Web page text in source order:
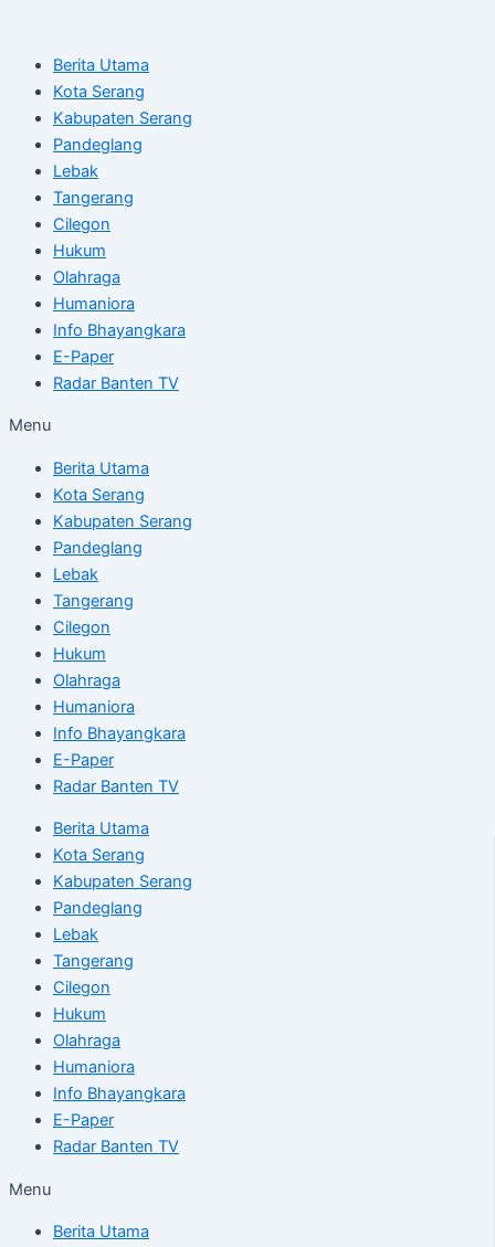
contentBerita Utama
Kota Serang
Kabupaten Serang
Pandeglang
Lebak
Tangerang
Cilegon
Hukum
Olahraga
Humaniora
Info Bhayangkara
E-Paper
Radar Banten TV
Menu
Berita Utama
Kota Serang
Kabupaten Serang
Pandeglang
Lebak
Tangerang
Cilegon
Hukum
Olahraga
Humaniora
Info Bhayangkara
E-Paper
Radar Banten TV
Berita Utama
Kota Serang
Kabupaten Serang
Pandeglang
Lebak
Tangerang
Cilegon
Hukum
Olahraga
Humaniora
Info Bhayangkara
E-Paper
Radar Banten TV
Menu
Berita Utama